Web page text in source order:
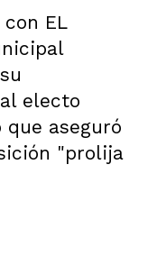
EL
electo
aseguró
"prolija